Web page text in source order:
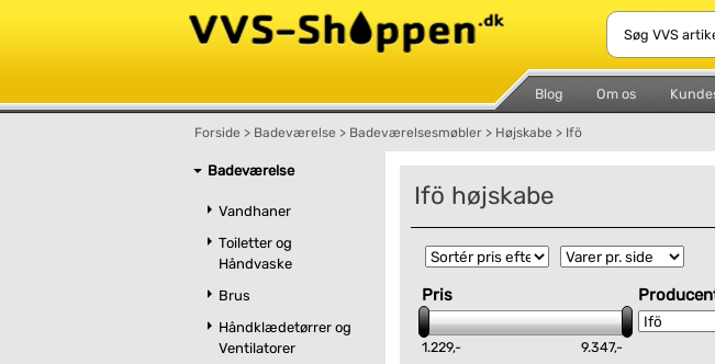
Blog Om os
Forside > Badeværelse > Badeværelsesmøbler > Højskabe > Ifö
Badeværelse
Vandhaner
Toiletter og
Håndvaske
Brus
Håndklædetørrer og
Ventilatorer
Ifö højskabe
Pris
1.229,- 9.347,-